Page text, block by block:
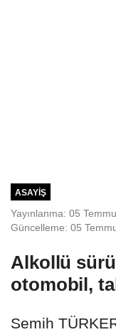
ASAYIŞ
Yayınlanma: 05
Güncelleme: 05
Alkollü
otomobil,
Semih